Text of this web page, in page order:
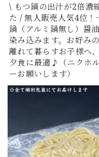
\ もつ鍋の出汁が2倍濃
た / 無人販売人気4位
鍋（アルミ鍋無し）醤
染み込みます。お好み
離れて暮らすお子様へ
夕食に最適♪（ニクホ
ーお願いします）